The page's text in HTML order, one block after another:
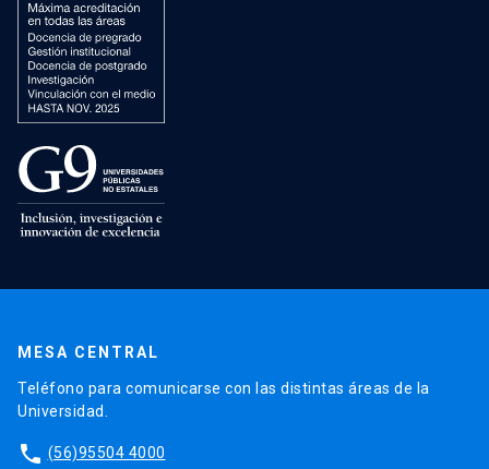
MESA CENTRAL
Teléfono para comunicarse con las distintas áreas de la
Universidad.
phone (56)95504 4000